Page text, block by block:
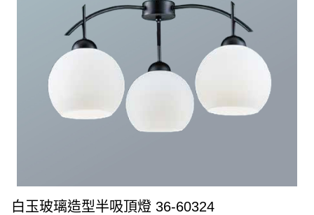
白玉玻璃造型半吸頂燈 36-60324